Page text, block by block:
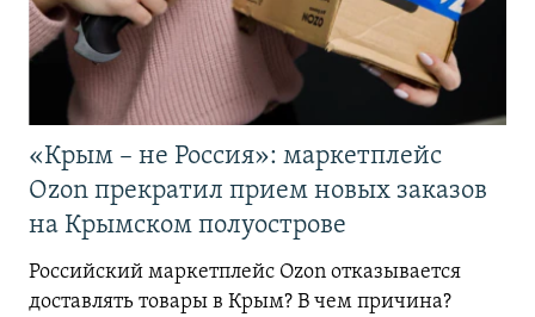
«Крым – не Россия»: маркетплейс
Ozon прекратил прием новых заказов
на Крымском полуострове
Российский маркетплейс Ozon отказывается
доставлять товары в Крым? В чем причина?